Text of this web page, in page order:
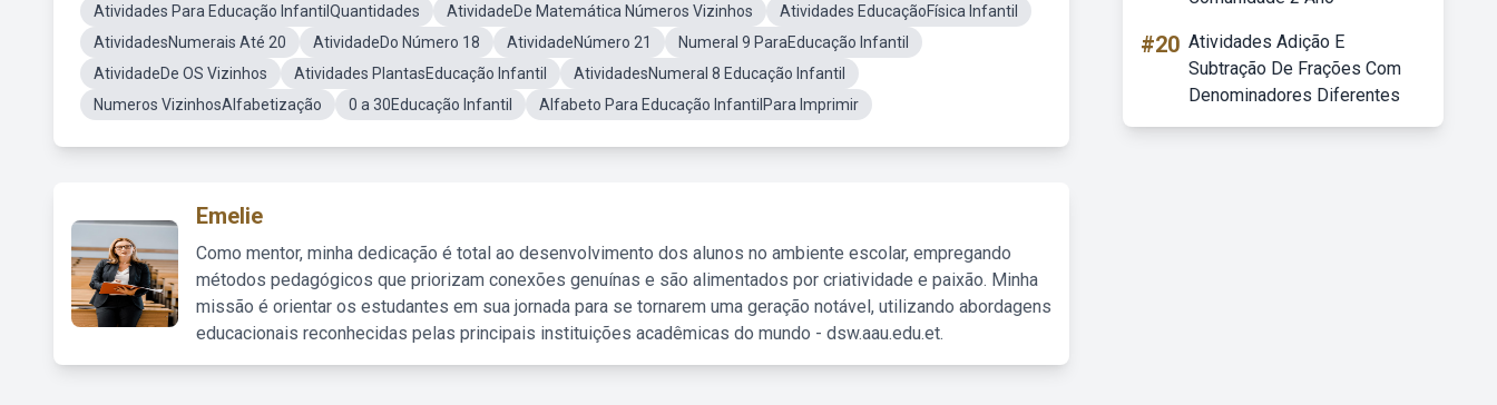
Atividades Para Educação InfantilQuantidades
AtividadeDe Matemática Números Vizinhos
Atividades EducaçãoFísica Infantil
AtividadesNumerais Até 20
AtividadeDo Número 18 AtividadeNúmero 21
Numeral 9 ParaEducação Infantil
AtividadeDe OS Vizinhos
Atividades PlantasEducação Infantil
AtividadesNumeral 8 Educação Infantil
Numeros VizinhosAlfabetização
0 a 30Educação Infantil Alfabeto Para Educação InfantilPara Imprimir
Emelie
Como mentor, minha dedicação é total ao desenvolvimento dos alunos no ambiente escolar, empregando
métodos pedagógicos que priorizam conexões genuínas e são alimentados por criatividade e paixão. Minha
missão é orientar os estudantes em sua jornada para se tornarem uma geração notável, utilizando abordagens
educacionais reconhecidas pelas principais instituições acadêmicas do mundo - dsw.aau.edu.et.
#20 Atividades Adição E
Subtração De Frações Com
Denominadores Diferentes